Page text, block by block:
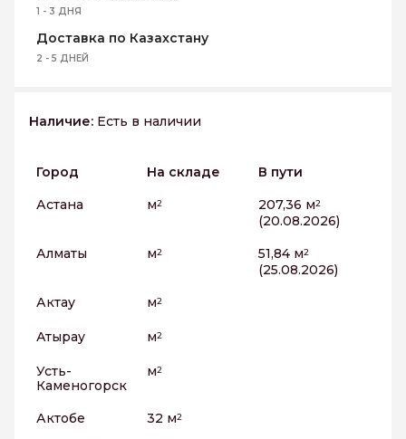
1 - 3 ДНЯ
Доставка по Казахстану
2 - 5 ДНЕЙ
Наличие: Есть в наличии
Город На складе
В пути
Астана
м2 207,36 м2
(20.08.2026)
Алматы
м2 51,84 м2
(25.08.2026)
Актау
м2
Атырау м2
Усть-
Каменогорск
м2
Актобе 32 м2